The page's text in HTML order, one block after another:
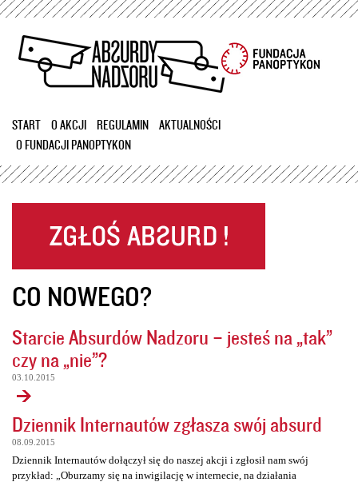
Przejdź
treści
START O AKCJI REGULAMIN
AKTUALNOŚCI
O FUNDACJI PANOPTYKON
CO NOWEGO?
Starcie Absurdów Nadzoru – jesteś na „tak”
czy na „nie”?
03.10.2015
Dziennik Internautów zgłasza swój absurd
08.09.2015
Dziennik Internautów dołączył się do naszej akcji i zgłosił nam swój
przykład: „Oburzamy się na inwigilację w internecie, na działania